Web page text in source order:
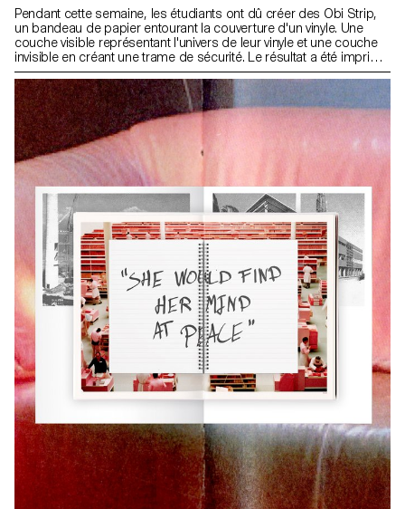
Wenger, Constance Mauler, Flora Hayoz, Lidia Molina González,
Vladislav Tschumi
Pendant cette semaine, les étudiants ont dû créer des Obi Strip,
un bandeau de papier entourant la couverture d'un vinyle. Une
couche visible représentant l'univers de leur vinyle et une couche
invisible en créant une trame de sécurité. Le résultat a été imprimé
en sérigraphie, une encre visible et une encre UV pour le design
de sécurité.